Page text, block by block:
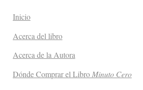
Inicio
Acerca del libro
Acerca de la Autora
Dónde Comprar el Libro Minuto Cero